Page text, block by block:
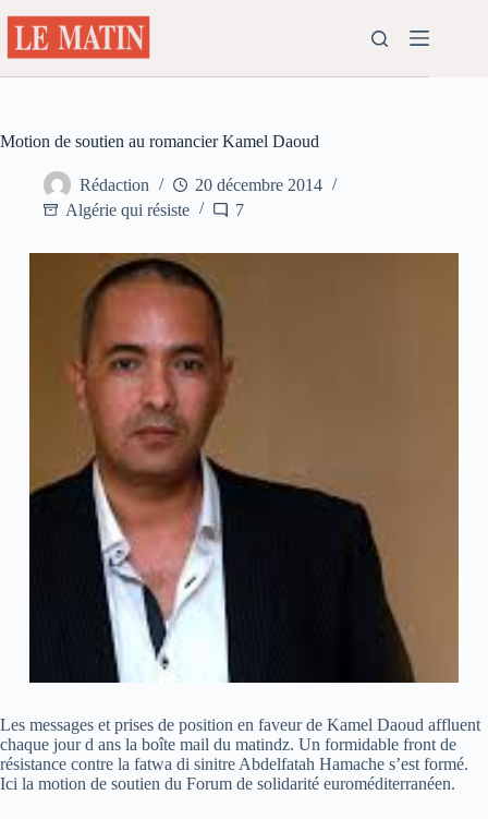
au
contenu
Motion de soutien au romancier Kamel Daoud
Rédaction
20 décembre 2014
Algérie qui résiste
7
Les messages et prises de position en faveur de Kamel Daoud affluent
chaque jour d ans la boîte mail du matindz. Un formidable front de
résistance contre la fatwa di sinitre Abdelfatah Hamache s’est formé.
Ici la motion de soutien du Forum de solidarité euroméditerranéen.